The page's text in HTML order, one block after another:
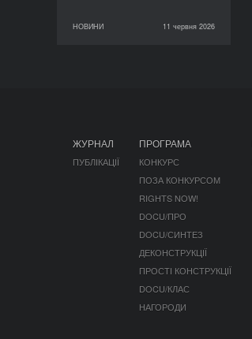
НОВИНИ 11 червня 2026
НОВИНИ
11 червня 2026
ЖУРНАЛ
ПУБЛІКАЦІЇ
ПРОГРАМА
КОНКУРС
ПОЗА КОНКУРСОМ
RIGHTS NOW!
DOCU/ПРО
DOCU/СИНТЕЗ
ДЕКОНСТРУКЦІЇ
ПРОСТІ КОНСТРУКЦІЇ
DOCU/КЛАС
НАГОРОДИ